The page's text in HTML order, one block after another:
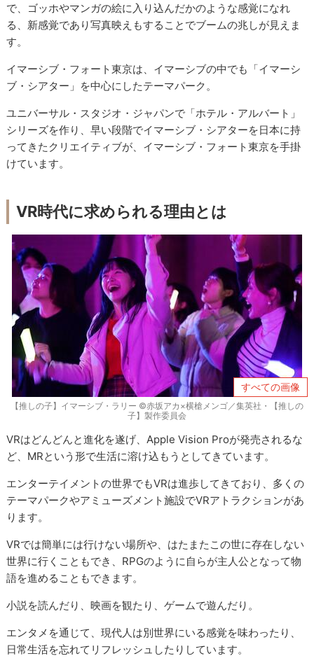
で、ゴッホやマンガの絵に入り込んだかのような感覚になれ
る、新感覚であり写真映えもすることでブームの兆しが見えま
す。
イマーシブ・フォート東京は、イマーシブの中でも「イマーシ
ブ・シアター」を中心にしたテーマパーク。
ユニバーサル・スタジオ・ジャパンで「ホテル・アルバート」
シリーズを作り、早い段階でイマーシブ・シアターを日本に持
ってきたクリエイティブが、イマーシブ・フォート東京を手掛
けています。
VR時代に求められる理由とは
すべての画像
【推しの子】イマーシブ・ラリー ©赤坂アカ×横槍メンゴ／集英社・【推しの
子】製作委員会
VRはどんどんと進化を遂げ、Apple Vision Proが発売されるな
ど、MRという形で生活に溶け込もうとしてきています。
エンターテイメントの世界でもVRは進歩してきており、多くの
テーマパークやアミューズメント施設でVRアトラクションがあ
ります。
VRでは簡単には行けない場所や、はたまたこの世に存在しない
世界に行くこともでき、RPGのように自らが主人公となって物
語を進めることもできます。
小説を読んだり、映画を観たり、ゲームで遊んだり。
エンタメを通じて、現代人は別世界にいる感覚を味わったり、
日常生活を忘れてリフレッシュしたりしています。